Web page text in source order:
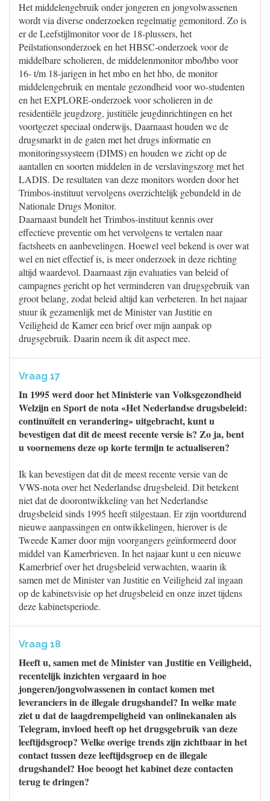
Het middelengebruik onder jongeren en jongvolwassenen
wordt via diverse onderzoeken regelmatig gemonitord. Zo is
er de Leefstijlmonitor voor de 18-plussers, het
Peilstationsonderzoek en het HBSC-onderzoek voor de
middelbare scholieren, de middelenmonitor mbo/hbo voor
16- t/m 18-jarigen in het mbo en het hbo, de monitor
middelengebruik en mentale gezondheid voor wo-studenten
en het EXPLORE-onderzoek voor scholieren in de
residentiële jeugdzorg, justitiële jeugdinrichtingen en het
voortgezet speciaal onderwijs, Daarnaast houden we de
drugsmarkt in de gaten met het drugs informatie en
monitoringssysteem (DIMS) en houden we zicht op de
aantallen en soorten middelen in de verslavingszorg met het
LADIS. De resultaten van deze monitors worden door het
Trimbos-instituut vervolgens overzichtelijk gebundeld in de
Nationale Drugs Monitor.
Daarnaast bundelt het Trimbos-instituut kennis over
effectieve preventie om het vervolgens te vertalen naar
factsheets en aanbevelingen. Hoewel veel bekend is over wat
wel en niet effectief is, is meer onderzoek in deze richting
altijd waardevol. Daarnaast zijn evaluaties van beleid of
campagnes gericht op het verminderen van drugsgebruik van
groot belang, zodat beleid altijd kan verbeteren. In het najaar
stuur ik gezamenlijk met de Minister van Justitie en
Veiligheid de Kamer een brief over mijn aanpak op
drugsgebruik. Daarin neem ik dit aspect mee.
Vraag 17
In 1995 werd door het Ministerie van Volksgezondheid
Welzijn en Sport de nota «Het Nederlandse drugsbeleid:
continuïteit en verandering» uitgebracht, kunt u
bevestigen dat dit de meest recente versie is? Zo ja, bent
u voornemens deze op korte termijn te actualiseren?
Ik kan bevestigen dat dit de meest recente versie van de
VWS-nota over het Nederlandse drugsbeleid. Dit betekent
niet dat de doorontwikkeling van het Nederlandse
drugsbeleid sinds 1995 heeft stilgestaan. Er zijn voortdurend
nieuwe aanpassingen en ontwikkelingen, hierover is de
Tweede Kamer door mijn voorgangers geïnformeerd door
middel van Kamerbrieven. In het najaar kunt u een nieuwe
Kamerbrief over het drugsbeleid verwachten, waarin ik
samen met de Minister van Justitie en Veiligheid zal ingaan
op de kabinetsvisie op het drugsbeleid en onze inzet tijdens
deze kabinetsperiode.
Vraag 18
Heeft u, samen met de Minister van Justitie en Veiligheid,
recentelijk inzichten vergaard in hoe
jongeren/jongvolwassenen in contact komen met
leveranciers in de illegale drugshandel? In welke mate
ziet u dat de laagdrempeligheid van onlinekanalen als
Telegram, invloed heeft op het drugsgebruik van deze
leeftijdsgroep? Welke overige trends zijn zichtbaar in het
contact tussen deze leeftijdsgroep en de illegale
drugshandel? Hoe beoogt het kabinet deze contacten
terug te dringen?